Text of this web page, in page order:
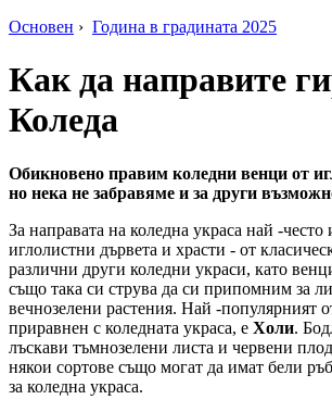
Основен › Година в градината 2025
Как да направите
Коледа
Обикновено правим коледни венци от
но нека не забравяме и за други
За направата на коледна украса най -често
иглолистни дървета и храсти - от
различни други коледни украси, като
също така си струва да си припомним за
вечнозелени растения. Най -популярният
приравнен с коледната украса, е Холи.
лъскави тъмнозелени листа и червени
някои сортове също могат да имат бели
за коледна украса.